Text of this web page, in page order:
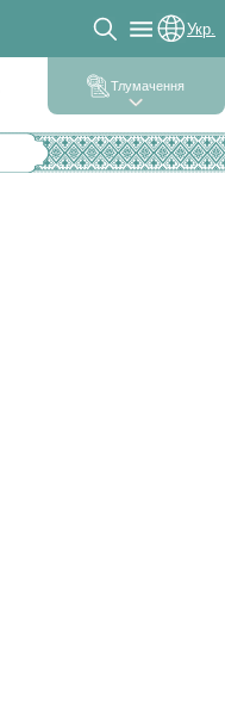
Укр.
Тлумачення